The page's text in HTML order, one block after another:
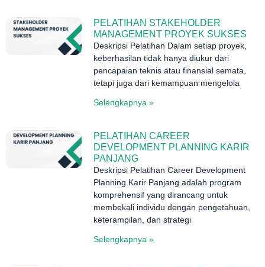
PELATIHAN STAKEHOLDER
MANAGEMENT PROYEK SUKSES
Deskripsi Pelatihan Dalam setiap proyek,
keberhasilan tidak hanya diukur dari
pencapaian teknis atau finansial semata,
tetapi juga dari kemampuan mengelola
Selengkapnya »
PELATIHAN CAREER
DEVELOPMENT PLANNING KARIR
PANJANG
Deskripsi Pelatihan Career Development
Planning Karir Panjang adalah program
komprehensif yang dirancang untuk
membekali individu dengan pengetahuan,
keterampilan, dan strategi
Selengkapnya »